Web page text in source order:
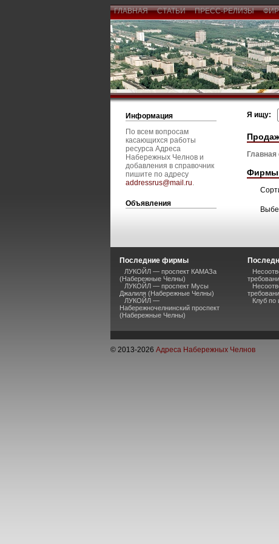
ГЛАВНАЯ СТАТЬИ ПРЕСС-РЕЛИЗЫ
Информация
По всем вопросам
касающихся работы
ресурса Адреса
Набережных Челнов и
добавления в справочник
пишите по адресу
addressrus@mail.ru.
Объявления
Я ищу:
Главная
Фирмы
Последние фирмы
ЛУКОЙЛ — проспект КАМАЗа
(Набережные Челны)
ЛУКОЙЛ — проспект Мусы
Джалиля (Набережные Челны)
ЛУКОЙЛ —
Набережночелнинский проспект
(Набережные Челны)
Клуб по
© 2013-2026 Адреса Набережных Челнов